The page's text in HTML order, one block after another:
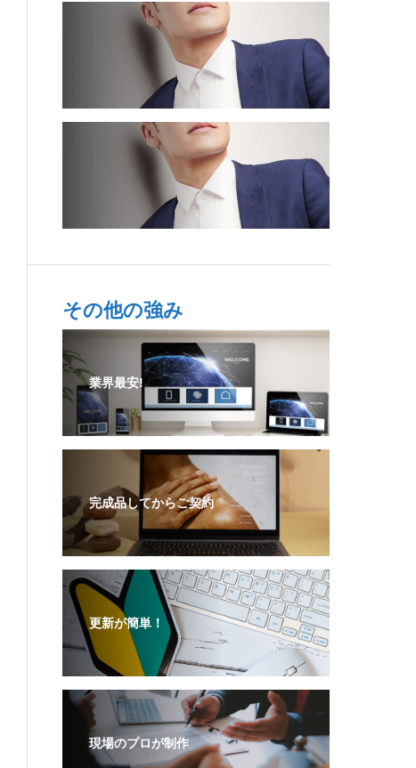
その他の強み
業界最安!
完成品してからご契約
更新が簡単！
現場のプロが制作